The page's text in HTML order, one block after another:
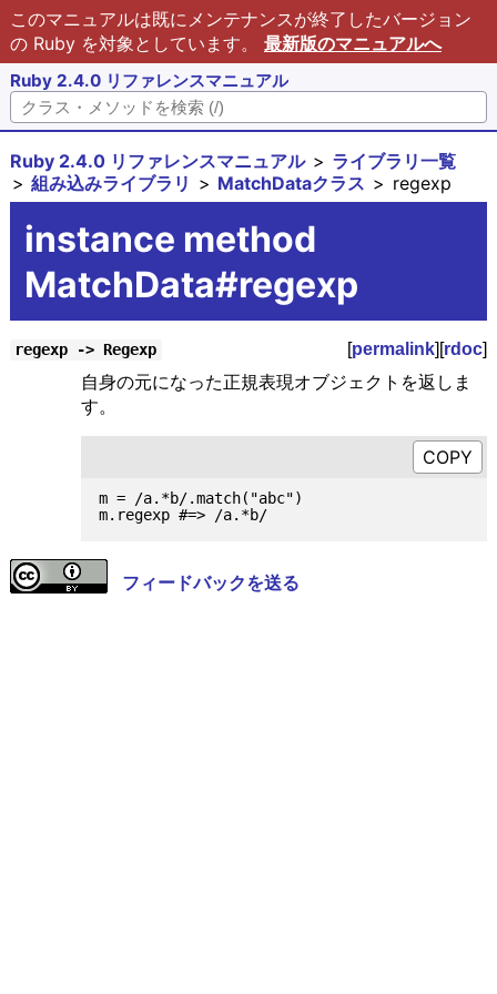
このマニュアルは既にメンテナンスが終了したバージョン
の Ruby を対象としています。 最新版のマニュアルへ
Ruby 2.4.0 リファレンスマニュアル
Ruby 2.4.0 リファレンスマニュアル
ライブラリ一覧
組み込みライブラリ
MatchDataクラス regexp
instance method
MatchData#regexp
regexp -> Regexp [permalink][rdoc]
自身の元になった正規表現オブジェクトを返しま
す。
m = /a.*b/.match("abc")
m.regexp #=> /a.*b/
フィードバックを送る